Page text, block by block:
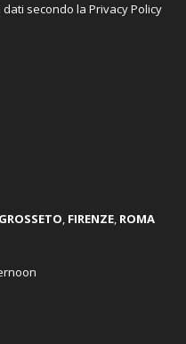
dati secondo laPrivacy Policy
GROSSETO, FIRENZE, ROMA